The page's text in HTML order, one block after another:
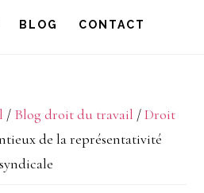
BLOG CONTACT
/ Blog droit du travail / Droit
de la représentativité
syndicale